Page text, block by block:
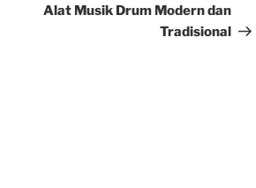
Alat Musik Drum Modern dan
Tradisional